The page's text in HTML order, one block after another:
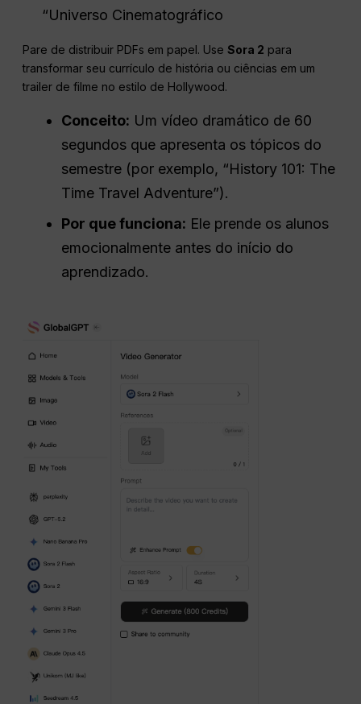
“Universo Cinematográfico
Pare de distribuir PDFs em papel. UseSora 2 para
transformar seu currículo de história ou ciências em um
trailer de filme no estilo de Hollywood.
Conceito: Um vídeo dramático de 60
segundos que apresenta os tópicos do
semestre (por exemplo, “History 101: The
Time Travel Adventure”).
Por que funciona: Ele prende os alunos
emocionalmente antes do início do
aprendizado.